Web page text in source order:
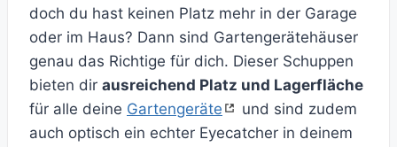
doch du hast keinen Platz mehr in der Garage
oder im Haus? Dann sind Gartengerätehäuser
genau das Richtige für dich. Dieser Schuppen
bieten dir ausreichend Platz und Lagerfläche
für alle deine Gartengeräte
und sind zudem
auch optisch ein echter Eyecatcher in deinem